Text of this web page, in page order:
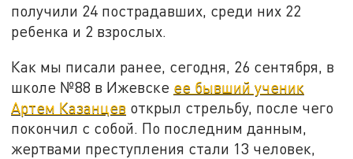
получили 24 пострадавших, среди них 22
ребенка и 2 взрослых.
Как мы писали ранее, сегодня, 26 сентября, в
школе №88 в Ижевске ее бывший ученик
Артем Казанцев открыл стрельбу, после чего
покончил с собой. По последним данным,
жертвами преступления стали 13 человек,